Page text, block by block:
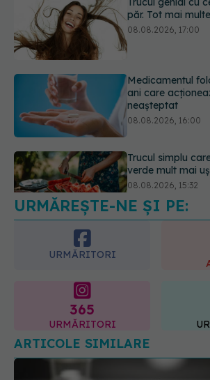
Medicamentul
ani care
neașteptat
Trucul simplu
verde mult mai
08.08.2026, 15:32
Ce poți mânca și
dacă ai gastrită:
care reduce
08.08.2026, 19:00
URMĂREȘTE-NE ȘI PE:
URMĂRITORI
365
ARTICOLE SIMILARE